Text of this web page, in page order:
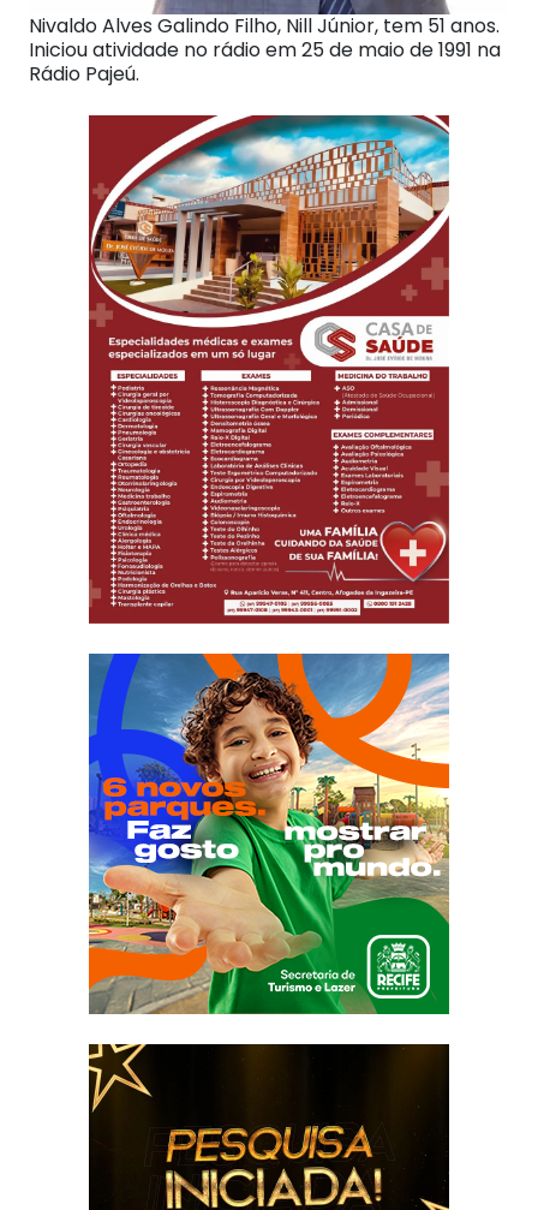
Nivaldo Alves Galindo Filho, Nill Júnior, tem 51 anos.
Iniciou atividade no rádio em 25 de maio de 1991 na
Rádio Pajeú.